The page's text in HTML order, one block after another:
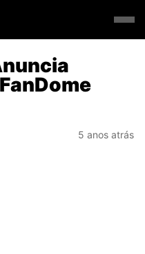
5 anos atrás